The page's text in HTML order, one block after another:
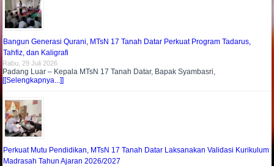
Bangun Generasi Qurani, MTsN 17 Tanah Datar Perkuat Program Tadarus,
Tahfiz, dan Kaligrafi
Rabu, 29 Juli 2026
Padang Luar – Kepala MTsN 17 Tanah Datar, Bapak Syambasri,
[[Selengkapnya...]]
Perkuat Mutu Pendidikan, MTsN 17 Tanah Datar Laksanakan Validasi Kurikulum
Madrasah Tahun Ajaran 2026/2027